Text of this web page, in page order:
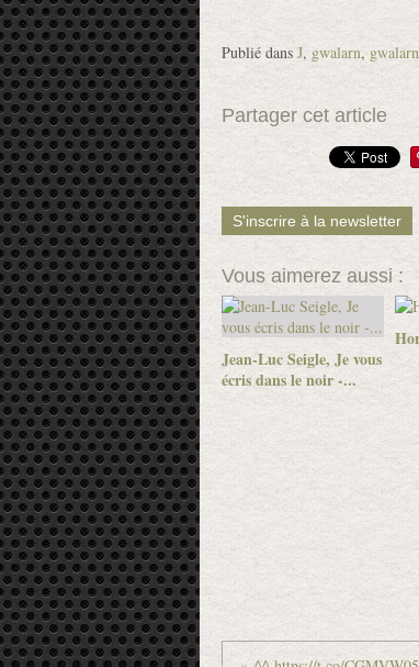
Publié dans J, gwalarn,
Partager cet article
S'inscrire à la newsletter
Vous aimerez aussi :
Jean-Luc Seigle, Je vous
écris dans le noir -...